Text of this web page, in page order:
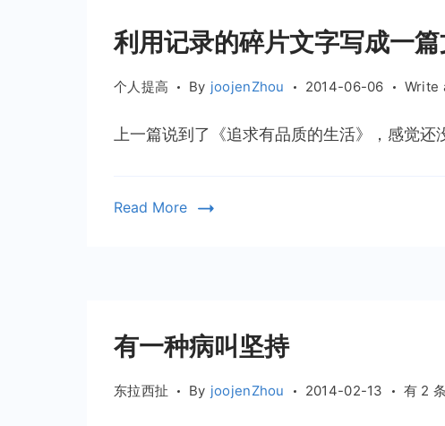
利用记录的碎片文字写成一
个人提高 By joojenZhou 2014-06-06 Write
上一篇说到了《追求有品质的生活》，感觉
Read More
有一种病叫坚持
东拉西扯 By joojenZhou 2014-02-13
有
有 2